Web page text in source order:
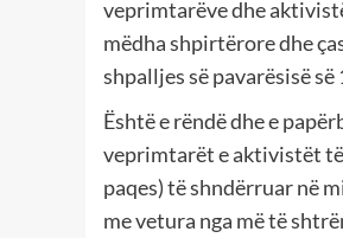
veprimtarëve dhe
mëdha shpirtërore dhe
shpalljes së pavarësisë
Është e rëndë dhe e
veprimtarët e aktivistët
paqes) të shndërruar në
me vetura nga më të